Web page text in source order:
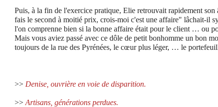
Puis, à la fin de l'exercice pratique, Elie retrouvait rapidement son
fais le second à moitié prix, crois-moi c'est une affaire" lâchait-il
l'on comprenne bien si la bonne affaire était pour le client … ou
Mais vous aviez passé avec ce dôle de petit bonhomme un bon
toujours de la rue des Pyrénées, le cœur plus léger, … le
>> Denise, ouvrière en voie de disparition.
>> Artisans, générations perdues.